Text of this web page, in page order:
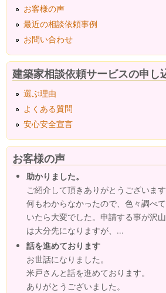
お客様の声
最近の相談依頼事例
お問い合わせ
建築家相談依頼サービスの申し
選ぶ理由
よくある質問
安心安全宣言
お客様の声
助かりました。
ご紹介して頂きありがとうございます
何もわからなかったので、色々調べ
いたら大変でした。申請する事が沢
は大分先になりますが、...
話を進めております
お世話になりました。
米戸さんと話を進めております。
ありがとうございました。